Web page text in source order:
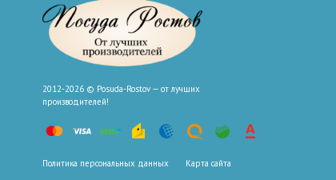
2012-2026 © Posuda-Rostov — от лучших
производителей!
Политика персональных данных Карта сайта